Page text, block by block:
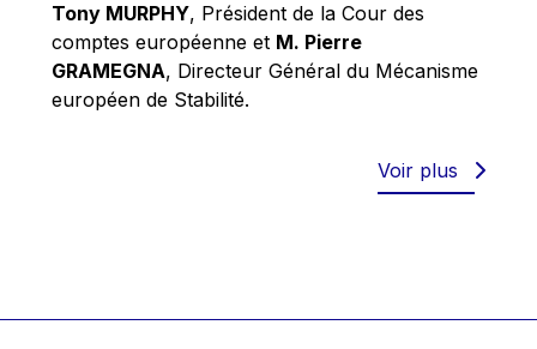
Robert REYNDERS
Robert WEIDES
Rolf Tarrach
Vassilios Skouris
Tony MURPHY, Président de la Cour des
comptes européenne et M. Pierre
GRAMEGNA, Directeur Général du Mécanisme
européen de Stabilité.
Voir plus